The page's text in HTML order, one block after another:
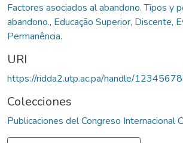
Factores asociados al abandono. Tipos y
abandono., Educação Superior, Discente,
Permanência.
URI
https://ridda2.utp.ac.pa/handle/
Colecciones
Publicaciones del Congreso Internacional